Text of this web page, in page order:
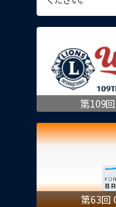
第109
第63回